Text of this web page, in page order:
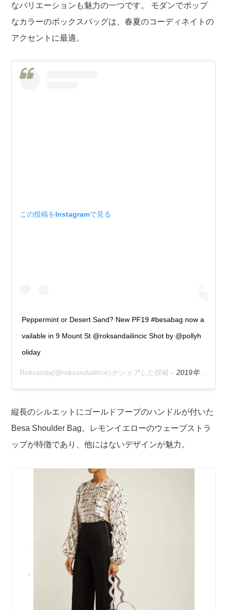
なバリエーションも魅力の一つです。 モダンでポップ
なカラーのボックスバッグは、春夏のコーディネイトの
アクセントに最適。
この投稿をInstagramで見る
Peppermint or Desert Sand? New PF19 #besabag now a
vailable in 9 Mount St @roksandailincic Shot by @pollyh
oliday
Roksanda(@roksandailincic)がシェアした投稿 –2019年 6月月28日午前1時58分PDT
縦長のシルエットにゴールドフープのハンドルが付いた
Besa Shoulder Bag。 レモンイエローのウェーブストラ
ップが特徴であり、他にはないデザインが魅力。